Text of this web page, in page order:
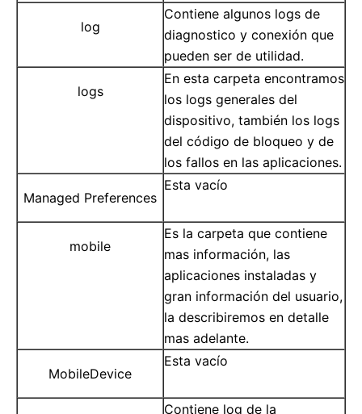
log
Contiene algunos logs de
diagnostico y conexión que
pueden ser de utilidad.
logs
En esta carpeta encontramos
los logs generales del
dispositivo, también los logs
del código de bloqueo y de
los fallos en las aplicaciones.
Managed Preferences
Esta vacío
mobile
Es la carpeta que contiene
mas información, las
aplicaciones instaladas y
gran información del usuario,
la describiremos en detalle
mas adelante.
MobileDevice
Esta vacío
Contiene log de la